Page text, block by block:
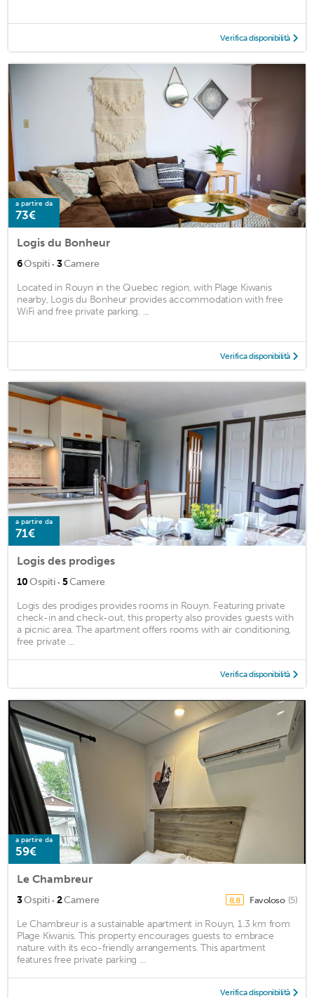
Verifica disponibilità
a partire da
73€
Logis du Bonheur
6Ospiti · 3Camere
Located in Rouyn in the Quebec region, with Plage Kiwanis
nearby, Logis du Bonheur provides accommodation with free
WiFi and free private parking. ...
Verifica disponibilità
a partire da
71€
Logis des prodiges
10Ospiti · 5Camere
Logis des prodiges provides rooms in Rouyn. Featuring private
check-in and check-out, this property also provides guests with
a picnic area. The apartment offers rooms with air conditioning,
free private ...
Verifica disponibilità
a partire da
59€
Le Chambreur
3Ospiti · 2Camere 8,8 Favoloso (5)
Le Chambreur is a sustainable apartment in Rouyn, 1.3 km from
Plage Kiwanis. This property encourages guests to embrace
nature with its eco-friendly arrangements. This apartment
features free private parking ...
Verifica disponibilità